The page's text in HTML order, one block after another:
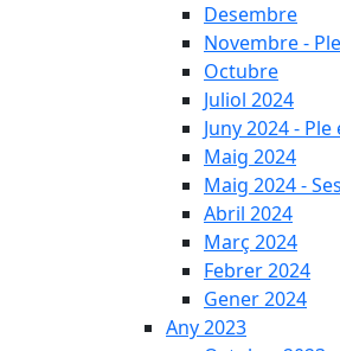
Desembre
Novembre -
Octubre
Juliol 2024
Juny 2024 -
Maig 2024
Maig 2024 -
Abril 2024
Març 2024
Febrer 2024
Gener 2024
Any 2023